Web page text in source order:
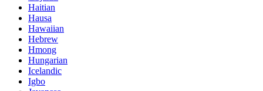
Haitian
Hausa
Hawaiian
Hebrew
Hmong
Hungarian
Icelandic
Igbo